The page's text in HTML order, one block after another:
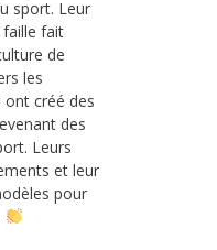
sport. Leur
faille fait
de
les
ont créé des
des
Leurs
et leur
pour